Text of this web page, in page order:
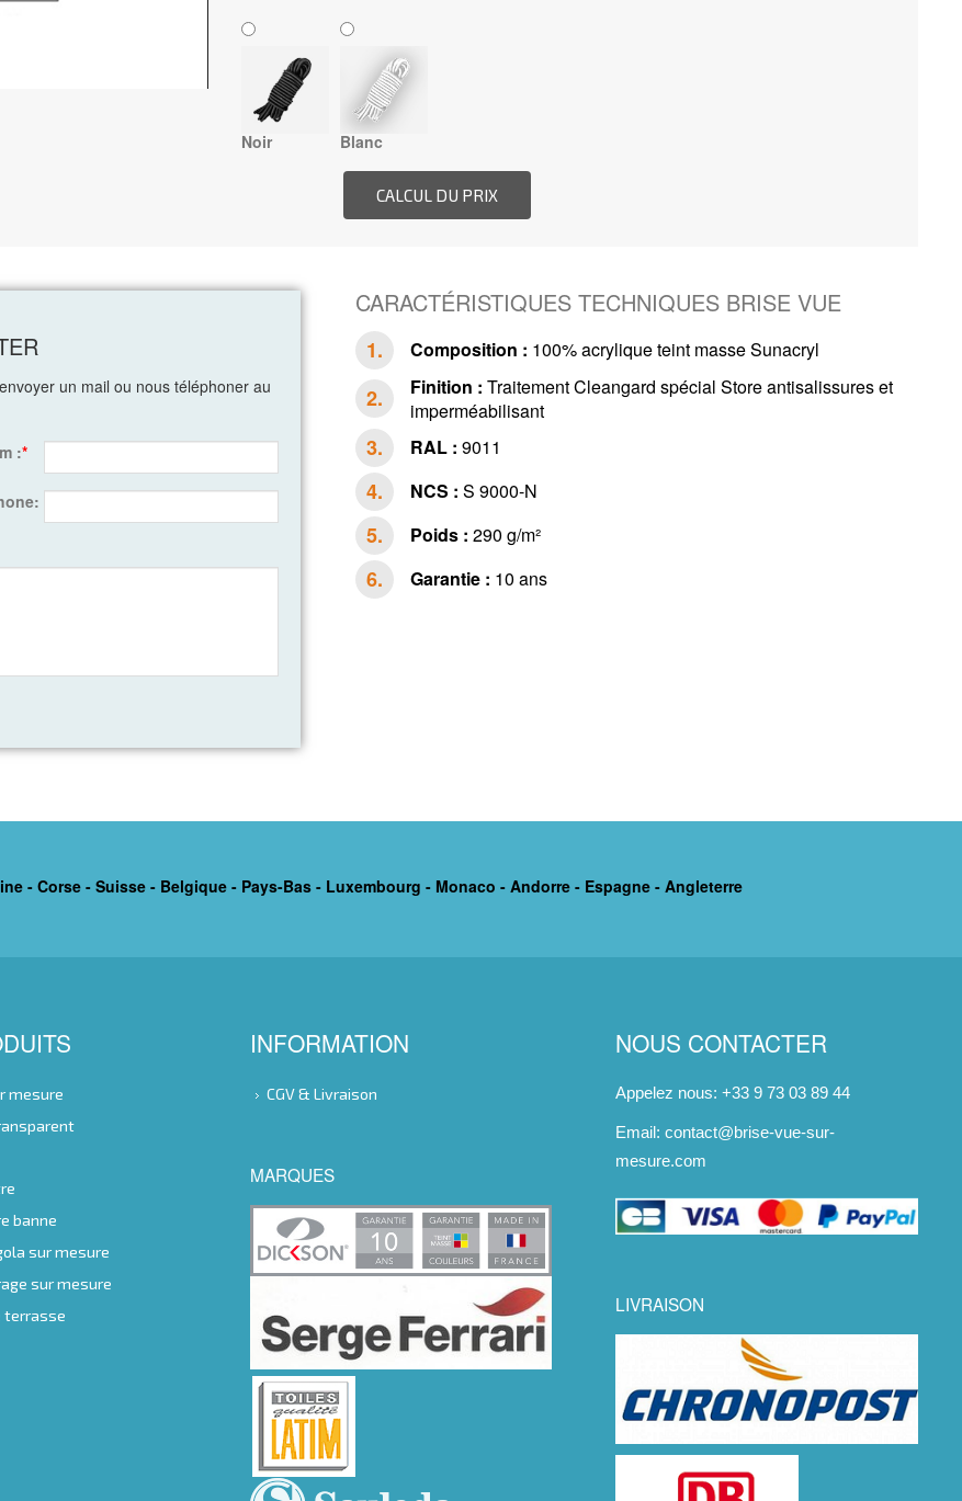
Noir Blanc
un mail ou nous téléphoner au
:*
CARACTÉRISTIQUES TECHNIQUES BRISE VUE
Composition : 100% acrylique teint masse Sunacryl
Finition : Traitement Cleangard spécial Store antisalissures et
imperméabilisant
RAL : 9011
NCS : S 9000-N
Poids : 290 g/m²
Garantie : 10 ans
- Corse - Suisse - Belgique - Pays-Bas - Luxembourg - Monaco - Andorre - Espagne - Angleterre
mesure
banne
sur mesure
sur mesure
terrasse
INFORMATION
CGV & Livraison
MARQUES
NOUS CONTACTER
Appelez nous: +33 9 73 03 89 44
Email:contact@brise-vue-sur-
mesure.com
LIVRAISON